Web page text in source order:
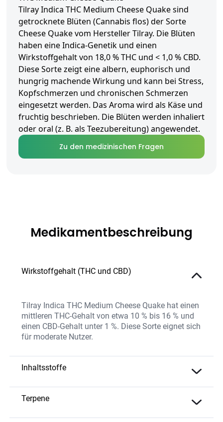
Tilray Indica THC Medium Cheese Quake sind
getrocknete Blüten (Cannabis flos) der Sorte
Cheese Quake vom Hersteller Tilray. Die Blüten
haben eine Indica-Genetik und einen
Wirkstoffgehalt von 18,0 % THC und < 1,0 % CBD.
Diese Sorte zeigt eine albern, euphorisch und
hungrig machende Wirkung und kann bei Stress,
Kopfschmerzen und chronischen Schmerzen
eingesetzt werden. Das Aroma wird als Käse und
fruchtig beschrieben. Die Blüten werden inhaliert
oder oral (z. B. als Teezubereitung) angewendet.
Zu den medizinischen Fragen
Medikamentbeschreibung
Wirkstoffgehalt (THC und CBD)
Tilray Indica THC Medium Cheese Quake hat einen
mittleren THC-Gehalt von etwa 10 % bis 16 % und
einen CBD-Gehalt unter 1 %. Diese Sorte eignet sich
für moderate Nutzer.
Inhaltsstoffe
Die Sorte enthält moderate THC-Werte, die durch
natürliche Terpene ergänzt werden, um eine
Aroma zu bieten. Cheese Quake wird ohne
Terpene
Caryophyllen– Würziges Aroma;